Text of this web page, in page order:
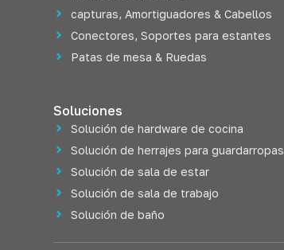
capturas, Amortiguadores & Cabellos
Conectores, Soportes para estantes
Patas de mesa & Ruedas
Soluciones
Solución de hardware de cocina
Solución de herrajes para guardarropas
Solución de sala de estar
Solución de sala de trabajo
Solución de baño